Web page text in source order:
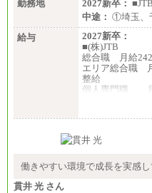
勤務地
2027新卒：
中途： ①埼玉、
給与
2027新卒：
■(株)JTB
総合職 月給
エリア総合職
整給
個人専門職 月
総合職 月給
※詳細はJTBキ
働きやすい環境で成長を実感し
貫井 光 さん